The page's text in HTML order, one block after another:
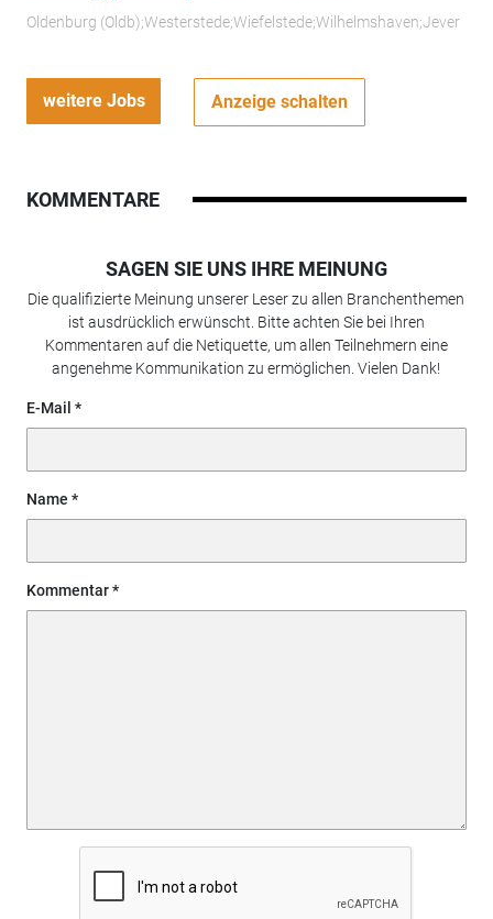
Oldenburg (Oldb);Westerstede;Wiefelstede;Wilhelmshaven;Jever
weitere Jobs Anzeige schalten
KOMMENTARE
SAGEN SIE UNS IHRE MEINUNG
Die qualifizierte Meinung unserer Leser zu allen Branchenthemen
ist ausdrücklich erwünscht. Bitte achten Sie bei Ihren
Kommentaren auf die Netiquette, um allen Teilnehmern eine
angenehme Kommunikation zu ermöglichen. Vielen Dank!
E-Mail
Name
Kommentar